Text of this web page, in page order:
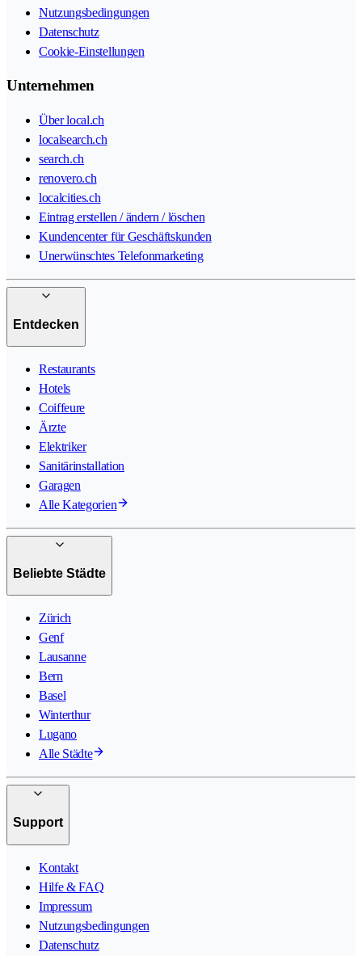
Nutzungsbedingungen
Datenschutz
Cookie-Einstellungen
Unternehmen
Über local.ch
localsearch.ch
search.ch
renovero.ch
localcities.ch
Eintrag erstellen / ändern / löschen
Kundencenter für Geschäftskunden
Unerwünschtes Telefonmarketing
Entdecken
Restaurants
Hotels
Coiffeure
Ärzte
Elektriker
Sanitärinstallation
Garagen
Alle Kategorien
Beliebte Städte
Zürich
Genf
Lausanne
Bern
Basel
Winterthur
Lugano
Alle Städte
Support
Kontakt
Hilfe & FAQ
Impressum
Nutzungsbedingungen
Datenschutz